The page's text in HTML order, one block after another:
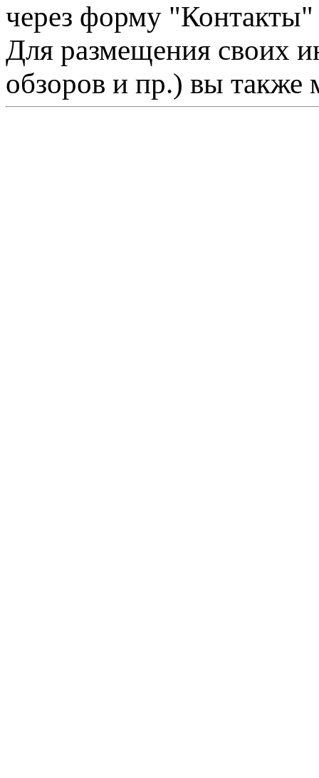
через форму "Контакты"
Для размещения своих
обзоров и пр.) вы также